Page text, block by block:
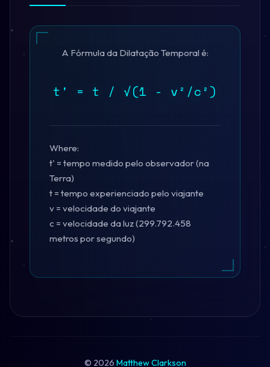
A Fórmula da Dilatação Temporal é:
t' = t / √(1 - v²/c²)
Where:
t' = tempo medido pelo observador (na
Terra)
t = tempo experienciado pelo viajante
v = velocidade do viajante
c = velocidade da luz (299.792.458
metros por segundo)
© 2026 Matthew Clarkson